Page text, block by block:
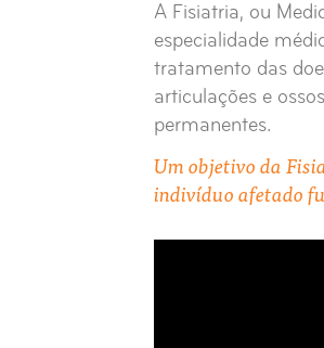
A Fisiatria, ou
especialidade
tratamento das
articulações e
permanentes.
Um objetivo da
indivíduo afetado